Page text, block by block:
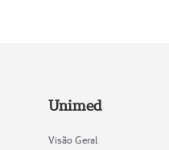
Unimed
Visão Geral